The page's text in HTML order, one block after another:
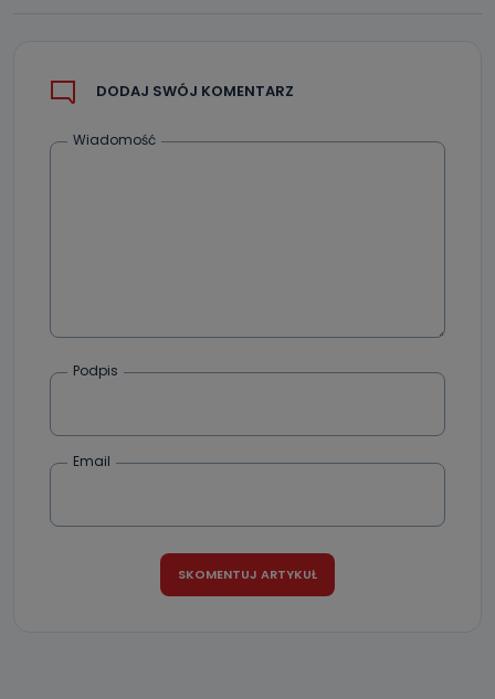
dane, które pochodzą bezpośrednio od Państwa (lub
zostały przekazane w Państwa imieniu) lub dane osobowe,
które zostały zebrane ze źródeł publicznie dostępnych, w
kontaktowy, adres korespondencyjny. Odbiorcą Pastwa
danych osobowych są pracownicy i współpracownicy
DODAJ SWÓJ KOMENTARZ
Wiadomość
Podpis
Email